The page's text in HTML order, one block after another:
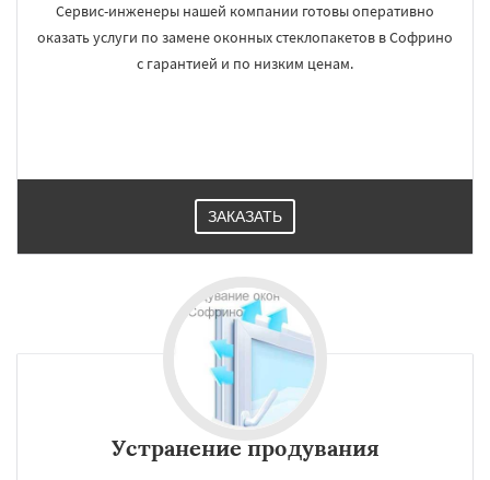
Сервис-инженеры нашей компании готовы оперативно
оказать услуги по замене оконных стеклопакетов в Софрино
с гарантией и по низким ценам.
ЗАКАЗАТЬ
Устранение продувания